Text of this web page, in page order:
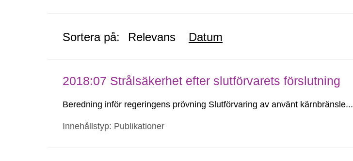
Sortera på: Relevans Datum
2018:07 Strålsäkerhet efter slutförvarets förslutning
Beredning inför regeringens prövning Slutförvaring av använt kärnbränsle...
Innehållstyp: Publikationer